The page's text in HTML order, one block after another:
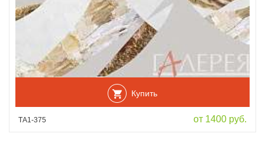
Купить
ТА1-375 от 1400 руб.